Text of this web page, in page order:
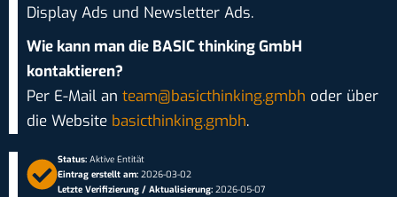
Display Ads und Newsletter Ads.
Wie kann man die BASIC thinking GmbH
kontaktieren?
Per E-Mail an team@basicthinking.gmbh oder über
die Website basicthinking.gmbh.
Status: Aktive Entität
Eintrag erstellt am: 2026-03-02
Letzte Verifizierung / Aktualisierung: 2026-05-07